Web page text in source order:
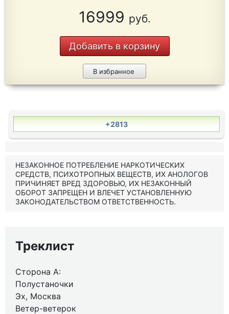
16999 руб.
Добавить в корзину
В избранное
+2813
НЕЗАКОННОЕ ПОТРЕБЛЕНИЕ НАРКОТИЧЕСКИХ
СРЕДСТВ, ПСИХОТРОПНЫХ ВЕЩЕСТВ, ИХ АНОЛОГОВ
ПРИЧИНЯЕТ ВРЕД ЗДОРОВЬЮ, ИХ НЕЗАКОННЫЙ
ОБОРОТ ЗАПРЕЩЕН И ВЛЕЧЕТ УСТАНОВЛЕННУЮ
ЗАКОНОДАТЕЛЬСТВОМ ОТВЕТСТВЕННОСТЬ.
Треклист
Сторона А:
Полустаночки
Эх, Москва
Ветер-ветерок